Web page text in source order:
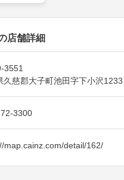
店舗詳細
3551
久慈郡大子町池田字下小沢1233
3300
map.cainz.com/detail/162/